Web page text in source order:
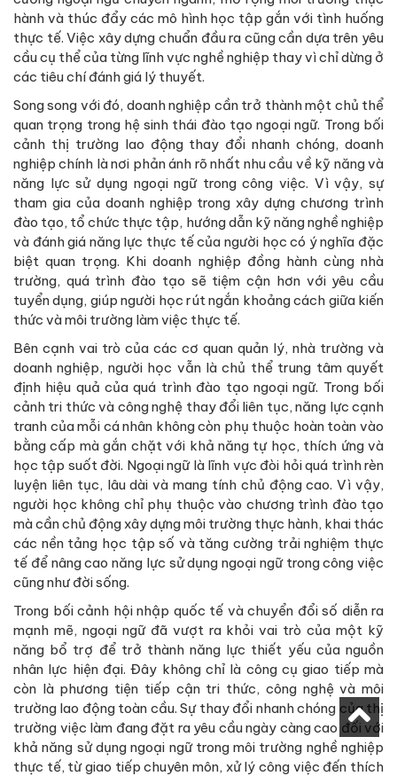
hành và thúc đẩy các mô hình học tập gắn với tình huống
thực tế. Việc xây dựng chuẩn đầu ra cũng cần dựa trên yêu
cầu cụ thể của từng lĩnh vực nghề nghiệp thay vì chỉ dừng ở
các tiêu chí đánh giá lý thuyết.
Song song với đó, doanh nghiệp cần trở thành một chủ thể
quan trọng trong hệ sinh thái đào tạo ngoại ngữ. Trong bối
cảnh thị trường lao động thay đổi nhanh chóng, doanh
nghiệp chính là nơi phản ánh rõ nhất nhu cầu về kỹ năng và
năng lực sử dụng ngoại ngữ trong công việc. Vì vậy, sự
tham gia của doanh nghiệp trong xây dựng chương trình
đào tạo, tổ chức thực tập, hướng dẫn kỹ năng nghề nghiệp
và đánh giá năng lực thực tế của người học có ý nghĩa đặc
biệt quan trọng. Khi doanh nghiệp đồng hành cùng nhà
trường, quá trình đào tạo sẽ tiệm cận hơn với yêu cầu
tuyển dụng, giúp người học rút ngắn khoảng cách giữa kiến
thức và môi trường làm việc thực tế.
Bên cạnh vai trò của các cơ quan quản lý, nhà trường và
doanh nghiệp, người học vẫn là chủ thể trung tâm quyết
định hiệu quả của quá trình đào tạo ngoại ngữ. Trong bối
cảnh tri thức và công nghệ thay đổi liên tục, năng lực cạnh
tranh của mỗi cá nhân không còn phụ thuộc hoàn toàn vào
bằng cấp mà gắn chặt với khả năng tự học, thích ứng và
học tập suốt đời. Ngoại ngữ là lĩnh vực đòi hỏi quá trình rèn
luyện liên tục, lâu dài và mang tính chủ động cao. Vì vậy,
người học không chỉ phụ thuộc vào chương trình đào tạo
mà cần chủ động xây dựng môi trường thực hành, khai thác
các nền tảng học tập số và tăng cường trải nghiệm thực
tế để nâng cao năng lực sử dụng ngoại ngữ trong công việc
cũng như đời sống.
Trong bối cảnh hội nhập quốc tế và chuyển đổi số diễn ra
mạnh mẽ, ngoại ngữ đã vượt ra khỏi vai trò của một kỹ
năng bổ trợ để trở thành năng lực thiết yếu của nguồn
nhân lực hiện đại. Đây không chỉ là công cụ giao tiếp mà
còn là phương tiện tiếp cận tri thức, công nghệ và môi
trường lao động toàn cầu. Sự thay đổi nhanh chóng của thị
trường việc làm đang đặt ra yêu cầu ngày càng cao đối với
khả năng sử dụng ngoại ngữ trong môi trường nghề nghiệp
thực tế, từ giao tiếp chuyên môn, xử lý công việc đến thích